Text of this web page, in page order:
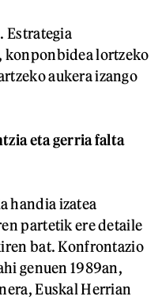
Estrategia
konponbidea lortzeko
aukera izango
eta gerria falta
handia izatea
partetik ere detaile
bat. Konfrontazio
genuen 1989an,
Euskal Herrian